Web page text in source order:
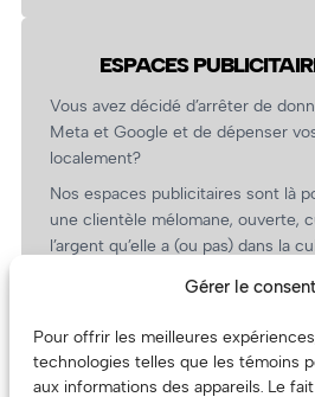
Gérer le
Pour offrir les meilleures
technologies telles que les témoins
aux informations des appareils. Le
ESPACES
Vous avez décidé d’arrêter de
Meta et Google et de dépenser
localement?
Nos espaces publicitaires sont là
une clientèle mélomane, ouverte,
l’argent qu’elle a (ou pas) dans la
revient.
(Oui, on va avoir des tarifs